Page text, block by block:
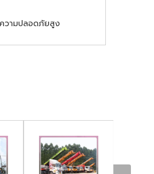
วามปลอดภัยสูง